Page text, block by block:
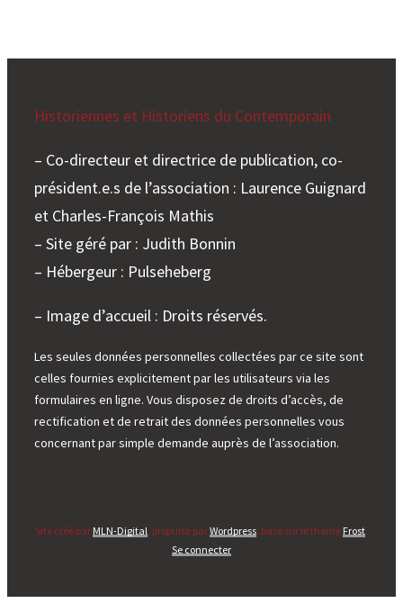
Historiennes et Historiens du Contemporain
– Co-directeur et directrice de publication, co-
président.e.s de l’association : Laurence Guignard
et Charles-François Mathis
– Site géré par : Judith Bonnin
– Hébergeur : Pulseheberg
– Image d’accueil : Droits réservés.
Les seules données personnelles collectées par ce site sont
celles fournies explicitement par les utilisateurs via les
formulaires en ligne. Vous disposez de droits d’accès, de
rectification et de retrait des données personnelles vous
concernant par simple demande auprès de l’association.
Site créé par MLN-Digital , propulsé parWordpress , basé sur le thème Frost.
Se connecter